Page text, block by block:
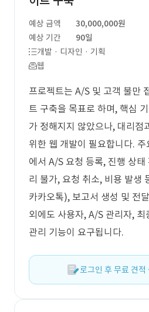
예상 금액
30,000,000원
예상 기간
90일
개발 · 디자인 · 기획
웹
프로젝트는 A/S 및 고객 불만
트 구축을 목표로 하며, 핵심
가 정해지지 않았으나, 대리점
위한 웹 개발이 필요합니다.
에서 A/S 요청 등록, 진행 상
리 불가, 요청 취소, 비용 발생
카카오톡), 보고서 생성 및 전
외에도 사용자, A/S 관리자, 최
관리 기능이 요구됩니다.
로그인 후 무료 견적